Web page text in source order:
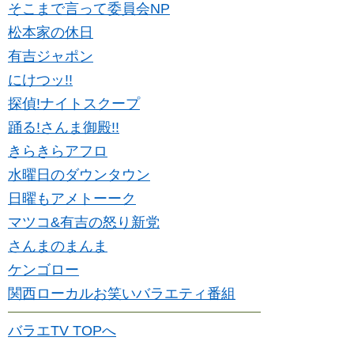
そこまで言って委員会NP
松本家の休日
有吉ジャポン
にけつッ!!
探偵!ナイトスクープ
踊る!さんま御殿!!
きらきらアフロ
水曜日のダウンタウン
日曜もアメトーーク
マツコ&有吉の怒り新党
さんまのまんま
ケンゴロー
関西ローカルお笑いバラエティ番組
バラエTV TOPへ